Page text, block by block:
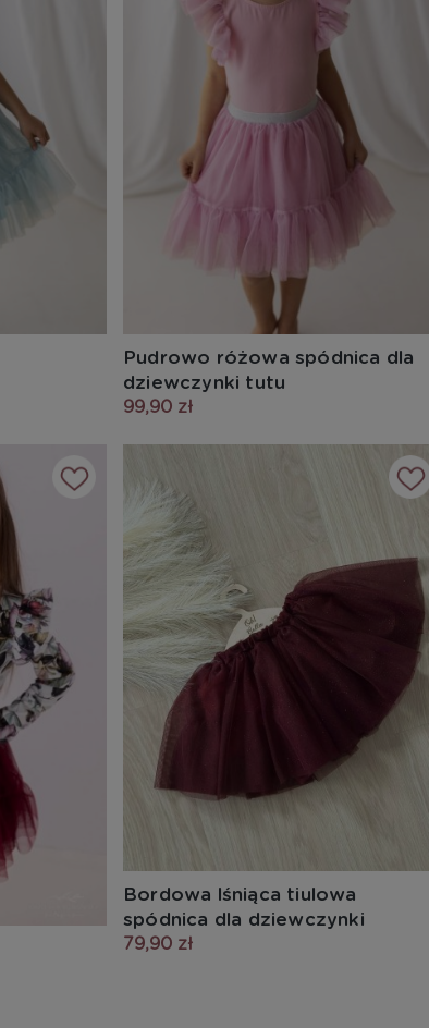
Pudrowo różowa spódnica dla
dziewczynki tutu
99,90 zł
Bordowa lśniąca tiulowa
spódnica dla dziewczynki
79,90 zł